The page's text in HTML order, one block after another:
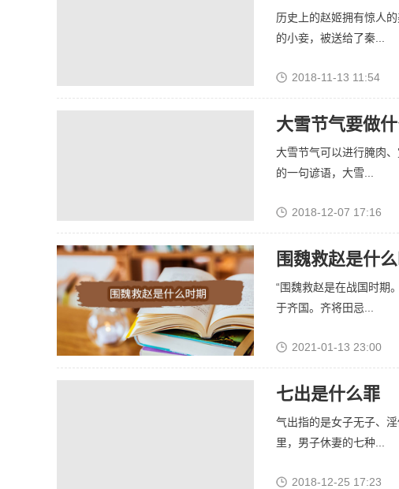
历史上的赵姬拥有惊人
的小妾，被送给了秦...
2018-11-13 11:54
大雪节气要做
大雪节气可以进行腌肉
的一句谚语，大雪...
2018-12-07 17:16
围魏救赵是什
“围魏救赵是在战国时期
于齐国。齐将田忌...
2021-01-13 23:00
七出是什么罪
气出指的是女子无子、
里，男子休妻的七种...
2018-12-25 17:23